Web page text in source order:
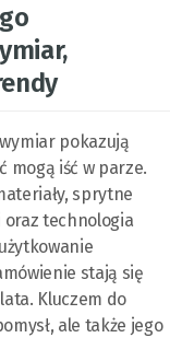
pokazują
mogą iść w parze.
sprytne
oraz technologia
stają się
Kluczem do
ale także jego